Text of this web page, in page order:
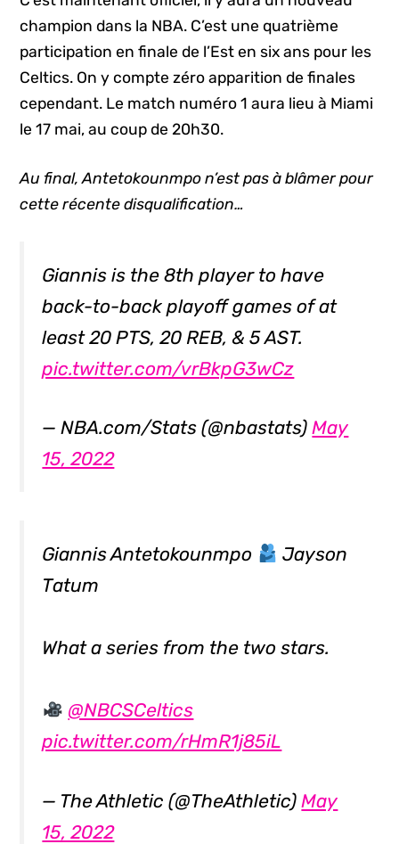
champion dans la NBA. C’est une quatrième
participation en finale de l’Est en six ans pour les
Celtics. On y compte zéro apparition de finales
cependant. Le match numéro 1 aura lieu à Miami
le 17 mai, au coup de 20h30.
Au final, Antetokounmpo n’est pas à blâmer pour
cette récente disqualification…
Giannis is the 8th player to have
back-to-back playoff games of at
least 20 PTS, 20 REB, & 5 AST.
pic.twitter.com/vrBkpG3wCz
— NBA.com/Stats (@nbastats)May
15, 2022
Giannis Antetokounmpo
Jayson
Tatum
What a series from the two stars.
@NBCSCeltics
pic.twitter.com/rHmR1j85iL
— The Athletic (@TheAthletic)May
15, 2022